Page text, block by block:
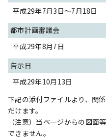
平成29年7月3日～7月18日
都市計画審議会
平成29年8月7日
告示日
平成29年10月13日
下記の添付ファイルより、関
だけます。
（注意）当ページからの図面
できません。